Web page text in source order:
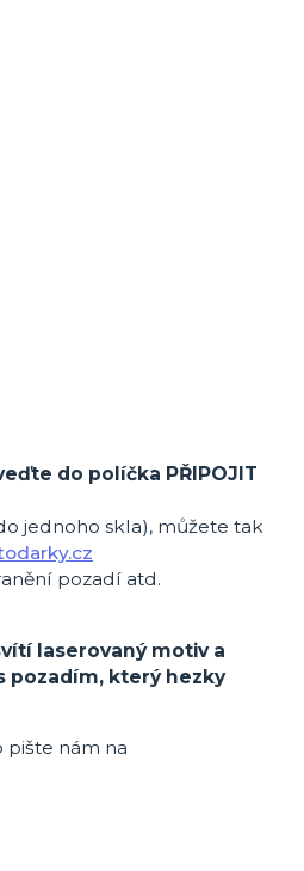
do políčka PŘIPOJIT
jednoho skla), můžete tak
pozadí atd.
laserovaný motiv a
pozadím, který hezky
pište nám na